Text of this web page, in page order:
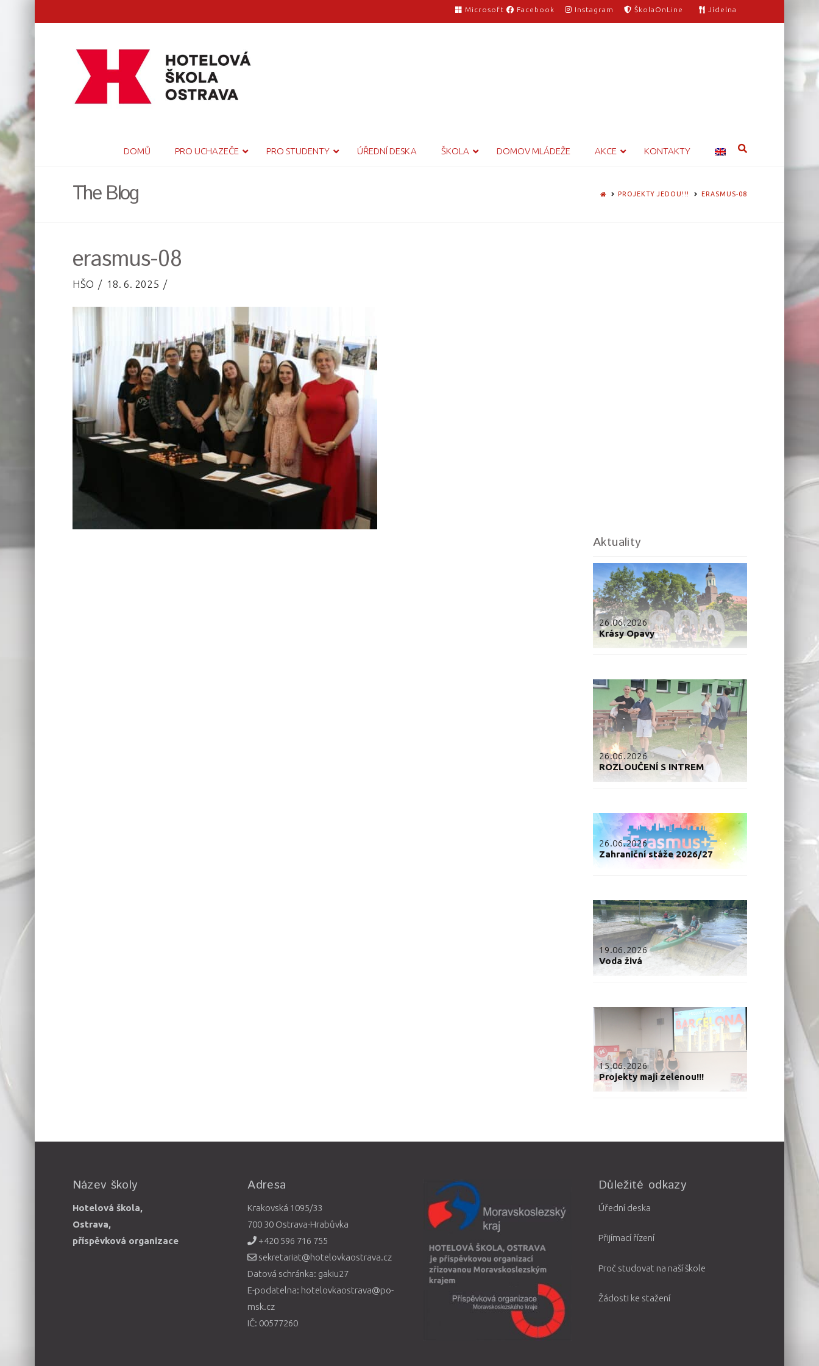
Microsoft Facebook Instagram ŠkolaOnLine Jídelna
DOMŮ PRO UCHAZEČE PRO STUDENTY ÚŘEDNÍ DESKA ŠKOLA DOMOV MLÁDEŽE AKCE KONTAKTY
The Blog HOMEPROJEKTY JEDOU!!! ERASMUS-08
erasmus-08
HŠO 18. 6. 2025
Aktuality
26.06.2026
Krásy Opavy
26.06.2026
ROZLOUČENÍ S INTREM
26.06.2026
Zahraniční stáže 2026/27
19.06.2026
Voda živá
15.06.2026
Projekty mají zelenou!!!
Název školy
Hotelová škola,
Ostrava,
příspěvková organizace
Adresa
Krakovská 1095/33
700 30 Ostrava-Hrabůvka
+420 596 716 755
sekretariat@hotelovkaostrava.cz
Datová schránka: gakiu27
E-podatelna: hotelovkaostrava@po-
msk.cz
IČ: 00577260
Důležité odkazy
Úřední deska
Přijímací řízení
Proč studovat na naší škole
Žádosti ke stažení